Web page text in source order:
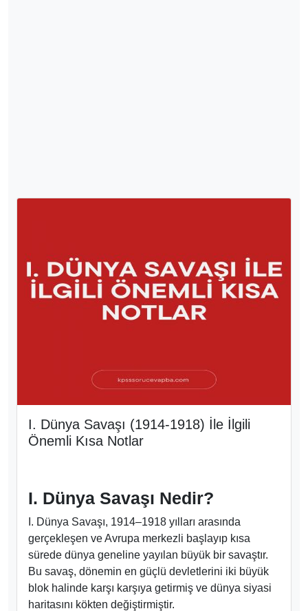
I. Dünya Savaşı (1914-1918) İle İlgili
Önemli Kısa Notlar
I. Dünya Savaşı Nedir?
I. Dünya Savaşı, 1914–1918 yılları arasında
gerçekleşen ve Avrupa merkezli başlayıp kısa
sürede dünya geneline yayılan büyük bir savaştır.
Bu savaş, dönemin en güçlü devletlerini iki büyük
blok halinde karşı karşıya getirmiş ve dünya siyasi
haritasını kökten değiştirmiştir.